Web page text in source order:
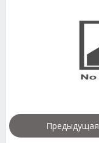
Предыдущая